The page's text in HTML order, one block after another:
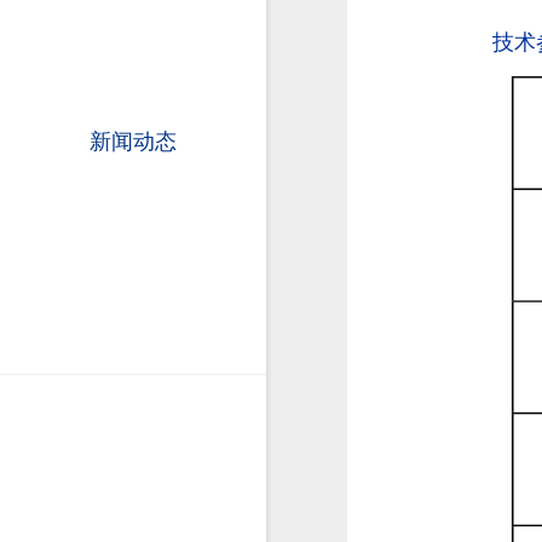
新闻动态
技术